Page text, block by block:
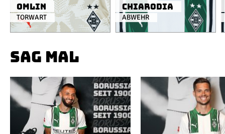
TORWART
Omlin
ABWEHR
Chiarodia
SAG MAL